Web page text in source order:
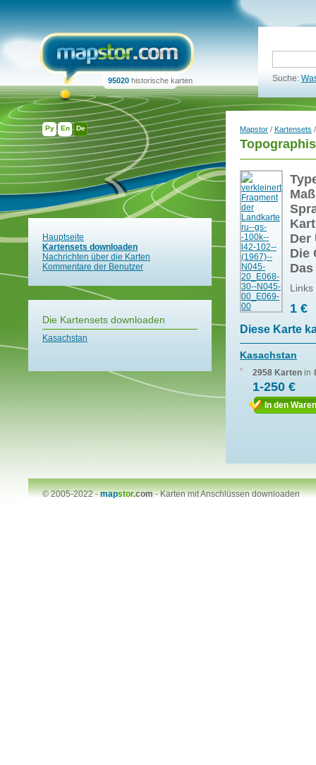
Ру En De
95020 historische karten Suche:
Hauptseite
Kartensets downloaden
Nachrichten über die Karten
Kommentare der Benutzer
Die Kartensets downloaden
Kasachstan
Mapstor / Kartensets
Der
Die
1 €
Diese Karte
Kasachstan
2958 Karten in
1-250 €
In den
© 2005-2022 -mapstor.com-Karten mit Anschlüssen downloaden